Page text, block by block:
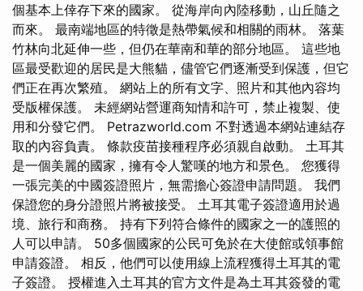
個基本上倖存下來的國家。 從海岸向內陸移動，山丘隨之
而來。 最南端地區的特徵是熱帶氣候和相關的雨林。 落葉
竹林向北延伸一些，但仍在華南和華的部分地區。 這些地
區最受歡迎的居民是大熊貓，儘管它們逐漸受到保護，但它
們正在再次繁殖。 網站上的所有文字、照片和其他內容均
受版權保護。 未經網站營運商知情和許可，禁止複製、使
用和分發它們。 Petrazworld.com 不對透過本網站連結存
取的內容負責。 條款疫苗接種程序必須親自啟動。 土耳其
是一個美麗的國家，擁有令人驚嘆的地方和景色。 您獲得
一張完美的中國簽證照片，無需擔心簽證申請問題。 我們
保證您的身分證照片將被接受。 土耳其電子簽證適用於過
境、旅行和商務。 持有下列符合條件的國家之一的護照的
人可以申請。 50多個國家的公民可免於在大使館或領事館
申請簽證。 相反，他們可以使用線上流程獲得土耳其的電
子簽證。 授權進入土耳其的官方文件是為土耳其簽發的電